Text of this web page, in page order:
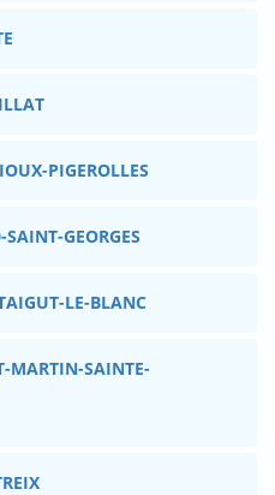
PIGEROLLES
GEORGES
LE-BLANC
SAINTE-